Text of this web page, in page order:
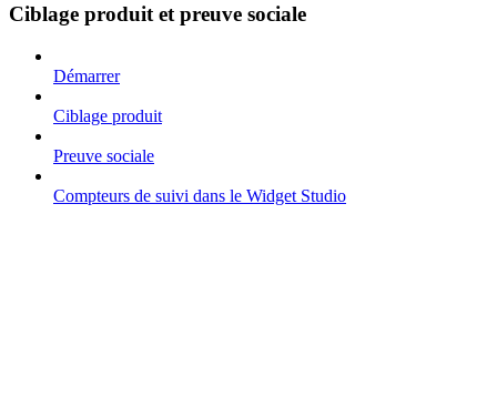
Ciblage produit et preuve sociale
Démarrer
Ciblage produit
Preuve sociale
Compteurs de suivi dans le Widget Studio